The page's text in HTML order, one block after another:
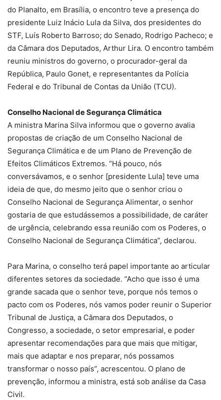
do Planalto, em Brasília, o encontro teve a presença do
presidente Luiz Inácio Lula da Silva, dos presidentes do
STF, Luís Roberto Barroso; do Senado, Rodrigo Pacheco; e
da Câmara dos Deputados, Arthur Lira. O encontro também
reuniu ministros do governo, o procurador-geral da
República, Paulo Gonet, e representantes da Polícia
Federal e do Tribunal de Contas da União (TCU).
Conselho Nacional de Segurança Climática
A ministra Marina Silva informou que o governo avalia
propostas de criação de um Conselho Nacional de
Segurança Climática e de um Plano de Prevenção de
Efeitos Climáticos Extremos. “Há pouco, nós
conversávamos, e o senhor [presidente Lula] teve uma
ideia de que, do mesmo jeito que o senhor criou o
Conselho Nacional de Segurança Alimentar, o senhor
gostaria de que estudássemos a possibilidade, de caráter
de urgência, celebrando essa reunião com os Poderes, o
Conselho Nacional de Segurança Climática”, declarou.
Para Marina, o conselho terá papel importante ao articular
diferentes setores da sociedade. “Acho que isso é uma
grande sacada que o senhor teve, porque nós temos o
pacto com os Poderes, nós vamos poder reunir o Superior
Tribunal de Justiça, a Câmara dos Deputados, o
Congresso, a sociedade, o setor empresarial, e poder
apresentar recomendações para que mais que mitigar,
mais que adaptar e nos preparar, nós possamos
transformar o nosso país”, acrescentou. O plano de
prevenção, informou a ministra, está sob análise da Casa
Civil.